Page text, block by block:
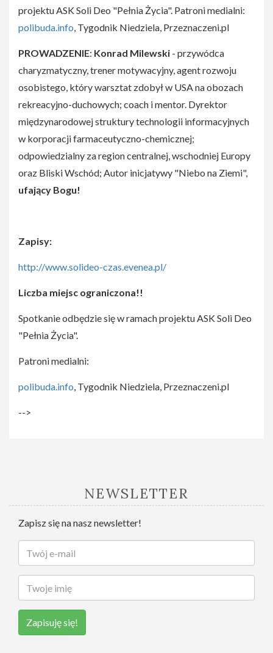
projektu ASK Soli Deo "Pełnia Życia". Patroni medialni:
polibuda.info, Tygodnik Niedziela, Przeznaczeni.pl
PROWADZENIE: Konrad Milewski - przywódca
charyzmatyczny, trener motywacyjny, agent rozwoju
osobistego, który warsztat zdobył w USA na obozach
rekreacyjno-duchowych; coach i mentor. Dyrektor
międzynarodowej struktury technologii informacyjnych
w korporacji farmaceutyczno-chemicznej;
odpowiedzialny za region centralnej, wschodniej Europy
oraz Bliski Wschód; Autor inicjatywy "Niebo na Ziemi",
ufający Bogu!
Zapisy:
http://www.solideo-czas.evenea.pl/
Liczba miejsc ograniczona!!
Spotkanie odbędzie się w ramach projektu ASK Soli Deo
"Pełnia Życia".
Patroni medialni:
polibuda.info, Tygodnik Niedziela, Przeznaczeni.pl
-->
NEWSLETTER
Zapisz się na nasz newsletter!
Zapisuję się!